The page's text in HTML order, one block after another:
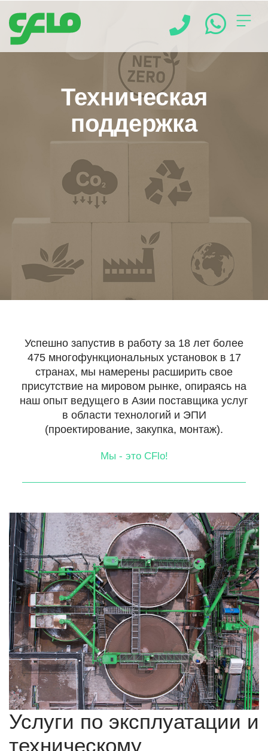
Главная
решения
Свяжитесь
нами
Следовать
Техническая
поддержка
Успешно запустив в работу за 18 лет более
475 многофункциональных установок в 17
странах, мы намерены расширить свое
присутствие на мировом рынке, опираясь на
наш опыт ведущего в Азии поставщика услуг
в области технологий и ЭПИ
(проектирование, закупка, монтаж).
Мы - это CFlo!
Услуги по эксплуатации и
техническому